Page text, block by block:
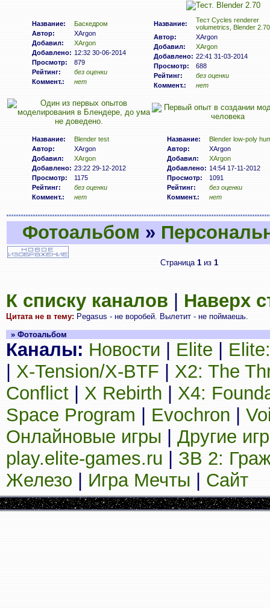
Название:
Баскедром
Автор:
XArgon
Добавил:
XArgon
Добавлено: 12:32 30-06-2014
Просмотр:
879
Рейтинг:
без оценки
Коммент.:
нет
Название:
Тест Cycles renderer
volumetrics, Blender 2.70
Автор:
XArgon
Добавил:
XArgon
Добавлено: 22:41 31-03-2014
Просмотр:
688
Рейтинг:
без оценки
Коммент.:
нет
Название:
Blender test
Автор:
XArgon
Добавил:
XArgon
Добавлено: 23:22 29-12-2012
Просмотр:
1175
Рейтинг:
без оценки
Коммент.:
нет
Название:
Blender low-poly
Автор:
XArgon
Добавил:
XArgon
Добавлено: 14:54 17-11-2012
Просмотр:
1091
Рейтинг:
без оценки
Коммент.:
нет
Фотоальбом »
Страница 1 из 1
К списку каналов Наверх
Цитата не в тему: Pegasus - не воробей. Вылетит - не поймаешь.
» Фотоальбом
Каналы: Новости Elite
X-Tension/X-BTF
X2: The
Conflict
X Rebirth
X4:
Space Program
Evochron
Онлайновые игры
Другие
play.elite-games.ru
ЗВ 2:
Железо
Игра Мечты Сайт